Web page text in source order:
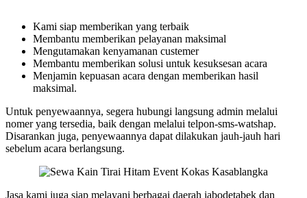
Kami siap memberikan yang terbaik
Membantu memberikan pelayanan maksimal
Mengutamakan kenyamanan custemer
Membantu memberikan solusi untuk kesuksesan acara
Menjamin kepuasan acara dengan memberikan hasil
maksimal.
Untuk penyewaannya, segera hubungi langsung admin melalui
nomer yang tersedia, baik dengan melalui telpon-sms-watshap.
Disarankan juga, penyewaannya dapat dilakukan jauh-jauh hari
sebelum acara berlangsung.
Jasa kami juga siap melayani berbagai daerah jabodetabek dan